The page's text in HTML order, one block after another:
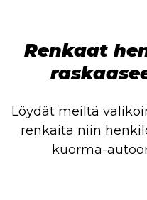
Renkaat
Löydät meiltä
renkaita niin
kuorma-